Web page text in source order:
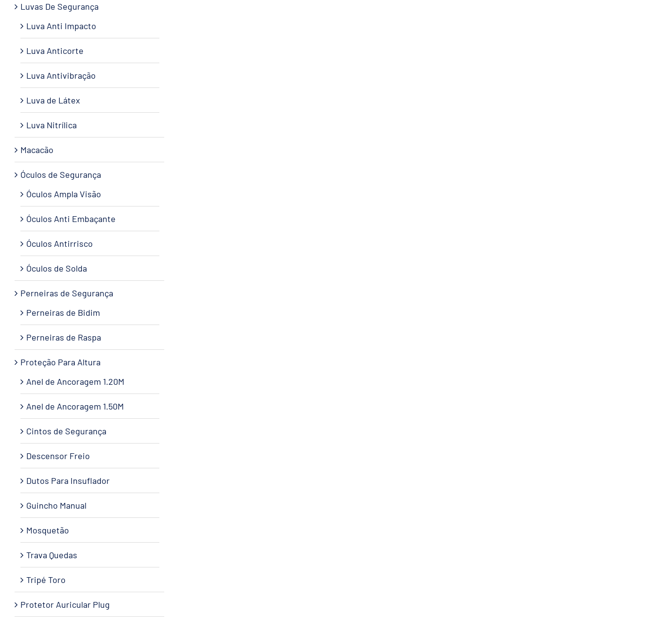
Luvas De Segurança
Luva Anti Impacto
Luva Anticorte
Luva Antivibração
Luva de Látex
Luva Nitrílica
Macacão
Óculos de Segurança
Óculos Ampla Visão
Óculos Anti Embaçante
Óculos Antirrisco
Óculos de Solda
Perneiras de Segurança
Perneiras de Bidim
Perneiras de Raspa
Proteção Para Altura
Anel de Ancoragem 1.20M
Anel de Ancoragem 1.50M
Cintos de Segurança
Descensor Freio
Dutos Para Insuflador
Guincho Manual
Mosquetão
Trava Quedas
Tripé Toro
Protetor Auricular Plug